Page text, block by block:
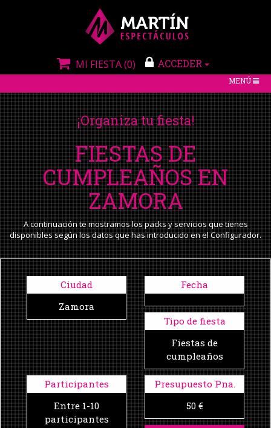
MI FIESTA(0) ACCEDER
TOGGLE
MENÚ
¡Organiza tu fiesta!
FIESTAS DE
CUMPLEAÑOS EN
ZAMORA
A continuación te mostramos los packs y servicios que tienes
disponibles según los datos que has introducido en el Configurador.
Ciudad
Zamora
Fecha
Tipo de fiesta
Fiestas de
cumpleaños
Participantes
Entre 1-10
participantes
Presupuesto Pna.
50 €